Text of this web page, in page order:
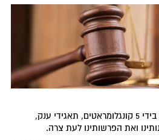
שוק הביטוח הישראלי, מרוכז בידי 5 קונגלומראטים, תאגידי ענק,
ואת הפרשותינו לעת צרה.